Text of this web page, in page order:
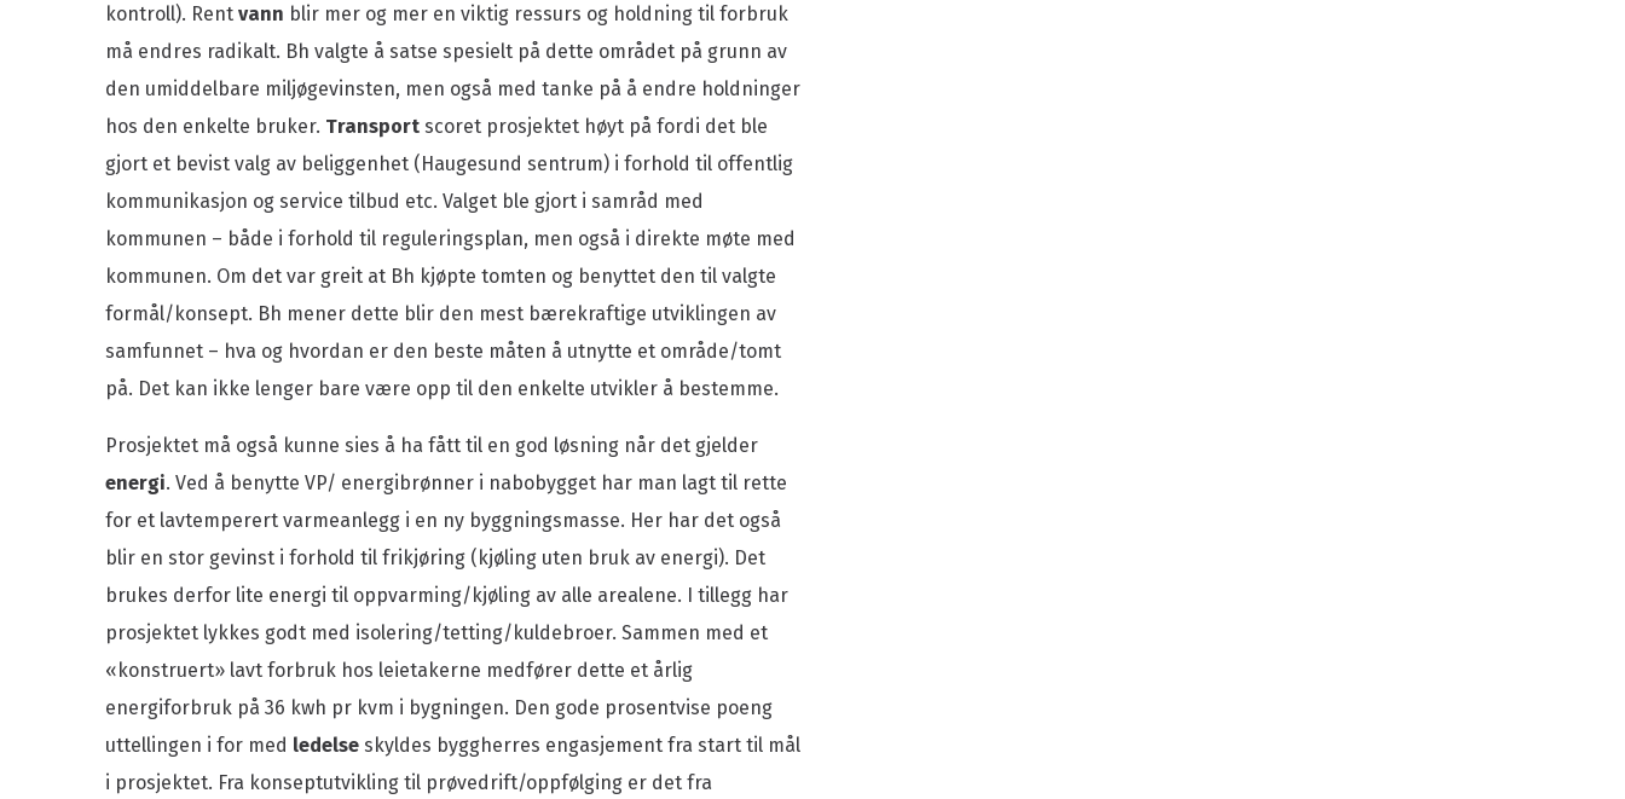
kontroll). Rent vann blir mer og mer en viktig ressurs og holdning til forbruk
må endres radikalt. Bh valgte å satse spesielt på dette området på grunn av
den umiddelbare miljøgevinsten, men også med tanke på å endre holdninger
hos den enkelte bruker. Transport scoret prosjektet høyt på fordi det ble
gjort et bevist valg av beliggenhet (Haugesund sentrum) i forhold til offentlig
kommunikasjon og service tilbud etc. Valget ble gjort i samråd med
kommunen – både i forhold til reguleringsplan, men også i direkte møte med
kommunen. Om det var greit at Bh kjøpte tomten og benyttet den til valgte
formål/konsept. Bh mener dette blir den mest bærekraftige utviklingen av
samfunnet – hva og hvordan er den beste måten å utnytte et område/tomt
på. Det kan ikke lenger bare være opp til den enkelte utvikler å bestemme.
Prosjektet må også kunne sies å ha fått til en god løsning når det gjelder
energi. Ved å benytte VP/ energibrønner i nabobygget har man lagt til rette
for et lavtemperert varmeanlegg i en ny byggningsmasse. Her har det også
blir en stor gevinst i forhold til frikjøring (kjøling uten bruk av energi). Det
brukes derfor lite energi til oppvarming/kjøling av alle arealene. I tillegg har
prosjektet lykkes godt med isolering/tetting/kuldebroer. Sammen med et
«konstruert» lavt forbruk hos leietakerne medfører dette et årlig
energiforbruk på 36 kwh pr kvm i bygningen. Den gode prosentvise poeng
uttellingen i for med ledelse skyldes byggherres engasjement fra start til mål
i prosjektet. Fra konseptutvikling til prøvedrift/oppfølging er det fra